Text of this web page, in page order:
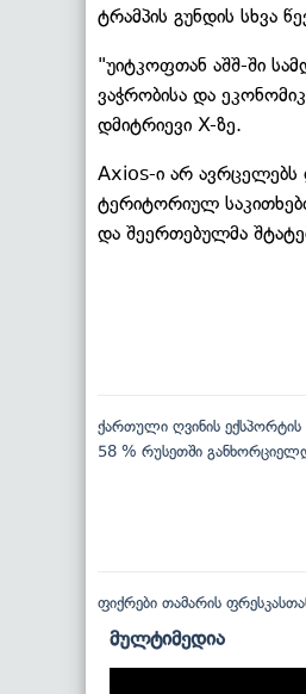
ტრამპის გუნდის სხვა
"უიტკოფთან აშშ-ში
ვაჭრობისა და
დმიტრიევი X-ზე.
Axios-ი არ ავრცელებს
ტერიტორიულ
და შეერთებულმა
ქართული ღვინის ექსპორტის
58 % რუსეთში
ფიქრები თამარის
მულტიმედია